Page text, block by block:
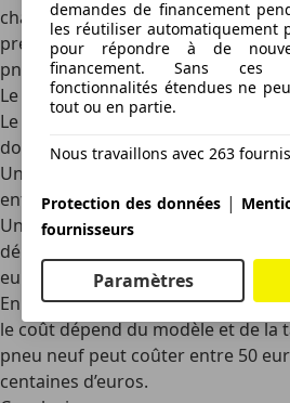
demandes de financement
les réutiliser automatiquement
pour répondre à de
financement. Sans ces
fonctionnalités étendues ne
tout ou en partie.
Nous travaillons avec 263
Protection des données |
fournisseurs
Paramètres
charge sur les pneus, limitant les
précoce. Un entretien régulier
pneus et améliore la stabilité du
Le coût moyen de réparation d’un
Le coût d’une
réparation
dommage et la méthode de
Une réparation rapide par mèche
entre 10 euros et 20 euros.
Une réparation par patch ou
démontage du pneu, peut coûter
euros.
En cas de dommage grave
le coût dépend du modèle et de la
pneu neuf peut coûter entre 50
centaines d’euros.